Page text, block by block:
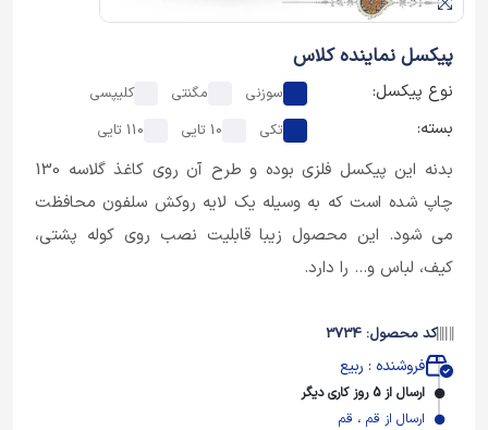
پیکسل نماینده کلاس
نوع پیکسل: سوزنی مگنتی کلیپسی
بسته: تکی 10 تایی 110 تایی
بدنه این پیکسل فلزی بوده و طرح آن روی کاغذ گلاسه 130
چاپ شده است که به وسیله یک لایه روکش سلفون محافظت
می شود. این محصول زیبا قابلیت نصب روی کوله پشتی،
کیف، لباس و... را دارد.
کد محصول: 3734
فروشنده : ربیع
ارسال از 5 روز کاری دیگر
ارسال از قم ، قم